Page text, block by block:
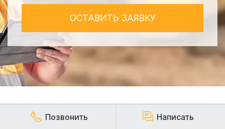
ОСТАВИТЬ ЗАЯВКУ
Позвонить Написать